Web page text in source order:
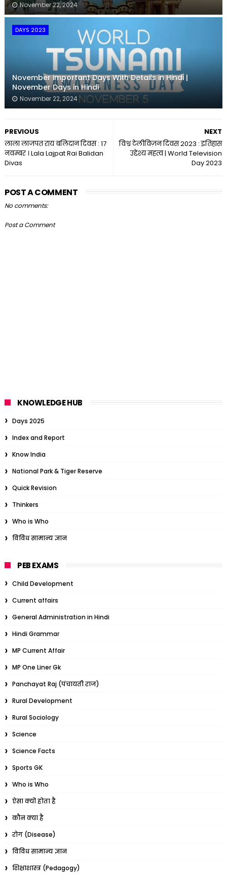
November 22, 2024
DAYS 2023
November important Days With Details in Hindi |
November Days in Hindi
November 22, 2024
NEXT
विश्व टेलीविज़न दिवस 2023 : इतिहास
उद्देश्य महत्व | World Television
Day 2023
PREVIOUS
लाला लाजपत राय बलिदान दिवस : 17
नवम्बर । Lala Lajpat Rai Balidan
Divas
POST A COMMENT
No comments:
Post a Comment
KNOWLEDGE HUB
Days 2025
Index and Report
Know India
National Park & Tiger Reserve
Quick Revision
Thinkers
Who is Who
विविध सामान्य ज्ञान
PEB EXAMS
Child Development
Current affairs
General Administration in Hindi
Hindi Grammar
MP Current Affair
MP One Liner Gk
Panchayat Raj (पंचायती राज)
Rural Development
Rural Sociology
Science
Science Facts
Sports GK
Who is Who
ऐसा क्यों होता है
कौन क्या है
रोग (Disease)
विविध सामान्य ज्ञान
शिक्षाशास्त्र (Pedagogy)